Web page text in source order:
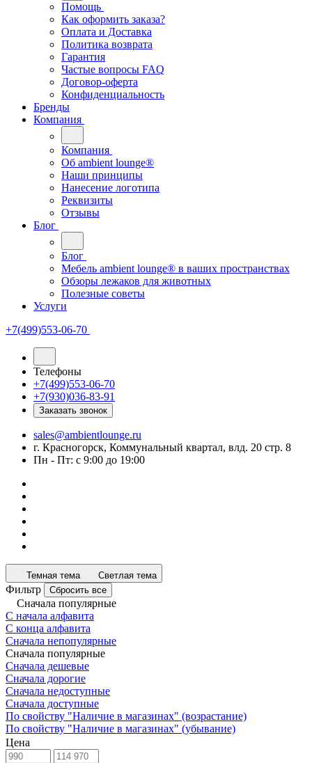
Помощь
Как оформить заказа?
Оплата и Доставка
Политика возврата
Гарантия
Частые вопросы FAQ
Договор-оферта
Конфиденциальность
Бренды
Компания
Компания
Oб ambient lounge®
Наши принципы
Нанесение логотипа
Реквизиты
Отзывы
Блог
Блог
Мебель ambient lounge® в ваших пространствах
Обзоры лежаков для животных
Полезные советы
Услуги
+7(499)553-06-70
Телефоны
+7(499)553-06-70
+7(930)036-83-91
Заказать звонок
sales@ambientlounge.ru
г. Красногорск, Коммунальный квартал, влд. 20 стр. 8
Пн - Пт: с 9:00 до 19:00
Темная тема Светлая тема
Фильтр Сбросить все
Сначала популярные
С начала алфавита
С конца алфавита
Сначала непопулярные
Сначала популярные
Сначала дешевые
Сначала дорогие
Сначала недоступные
Сначала доступные
По свойству "Наличие в магазинах" (возрастание)
По свойству "Наличие в магазинах" (убывание)
Цена